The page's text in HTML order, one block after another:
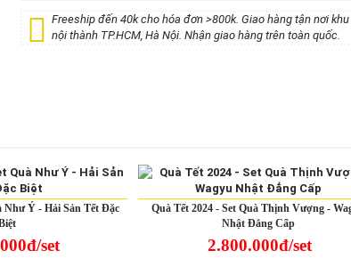
Freeship đến 40k cho hóa đơn >800k. Giao hàng tận nơi
nội thành TP.HCM, Hà Nội. Nhận giao hàng trên toàn quốc.
Như Ý - Hải Sản Tết Đặc
set
Quà Tết 2024 - Set Quà Thịnh Vượng -
Nhật Đẳng Cấp
2.800.000đ/set